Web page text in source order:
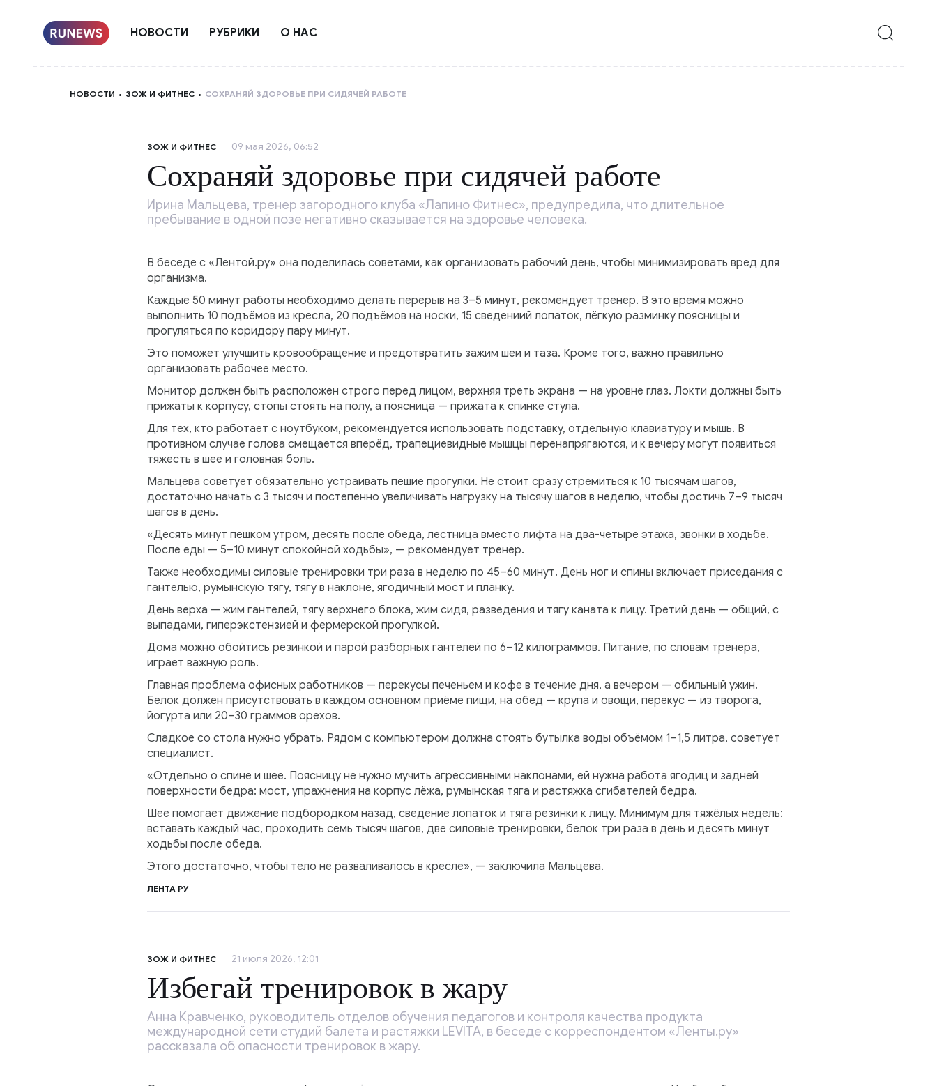
НОВОСТИ РУБРИКИ О НАС
НОВОСТИ ЗОЖ И ФИТНЕС СОХРАНЯЙ ЗДОРОВЬЕ ПРИ СИДЯЧЕЙ РАБОТЕ
ЗОЖ И ФИТНЕС 09 мая 2026, 06:52
Сохраняй здоровье при сидячей работе
Ирина Мальцева, тренер загородного клуба «Лапино Фитнес», предупредила, что длительное
пребывание в одной позе негативно сказывается на здоровье человека.
В беседе с «Лентой.ру» она поделилась советами, как организовать рабочий день, чтобы минимизировать вред для
организма.
Каждые 50 минут работы необходимо делать перерыв на 3–5 минут, рекомендует тренер. В это время можно
выполнить 10 подъёмов из кресла, 20 подъёмов на носки, 15 сведениий лопаток, лёгкую разминку поясницы и
прогуляться по коридору пару минут.
Это поможет улучшить кровообращение и предотвратить зажим шеи и таза. Кроме того, важно правильно
организовать рабочее место.
Монитор должен быть расположен строго перед лицом, верхняя треть экрана — на уровне глаз. Локти должны быть
прижаты к корпусу, стопы стоять на полу, а поясница — прижата к спинке стула.
Для тех, кто работает с ноутбуком, рекомендуется использовать подставку, отдельную клавиатуру и мышь. В
противном случае голова смещается вперёд, трапециевидные мышцы перенапрягаются, и к вечеру могут появиться
тяжесть в шее и головная боль.
Мальцева советует обязательно устраивать пешие прогулки. Не стоит сразу стремиться к 10 тысячам шагов,
достаточно начать с 3 тысяч и постепенно увеличивать нагрузку на тысячу шагов в неделю, чтобы достичь 7–9 тысяч
шагов в день.
«Десять минут пешком утром, десять после обеда, лестница вместо лифта на два-четыре этажа, звонки в ходьбе.
После еды — 5–10 минут спокойной ходьбы», — рекомендует тренер.
Также необходимы силовые тренировки три раза в неделю по 45–60 минут. День ног и спины включает приседания с
гантелью, румынскую тягу, тягу в наклоне, ягодичный мост и планку.
День верха — жим гантелей, тягу верхнего блока, жим сидя, разведения и тягу каната к лицу. Третий день — общий, с
выпадами, гиперэкстензией и фермерской прогулкой.
Дома можно обойтись резинкой и парой разборных гантелей по 6–12 килограммов. Питание, по словам тренера,
играет важную роль.
Главная проблема офисных работников — перекусы печеньем и кофе в течение дня, а вечером — обильный ужин.
Белок должен присутствовать в каждом основном приёме пищи, на обед — крупа и овощи, перекус — из творога,
йогурта или 20–30 граммов орехов.
Сладкое со стола нужно убрать. Рядом с компьютером должна стоять бутылка воды объёмом 1–1,5 литра, советует
специалист.
«Отдельно о спине и шее. Поясницу не нужно мучить агрессивными наклонами, ей нужна работа ягодиц и задней
поверхности бедра: мост, упражнения на корпус лёжа, румынская тяга и растяжка сгибателей бедра.
Шее помогает движение подбородком назад, сведение лопаток и тяга резинки к лицу. Минимум для тяжёлых недель:
вставать каждый час, проходить семь тысяч шагов, две силовые тренировки, белок три раза в день и десять минут
ходьбы после обеда.
Этого достаточно, чтобы тело не разваливалось в кресле», — заключила Мальцева.
ЛЕНТА РУ
ЗОЖ И ФИТНЕС 21 июля 2026, 12:01
Избегай тренировок в жару
Анна Кравченко, руководитель отделов обучения педагогов и контроля качества продукта
международной сети студий балета и растяжки LEVITA, в беседе с корреспондентом «Ленты.ру»
рассказала об опасности тренировок в жару.